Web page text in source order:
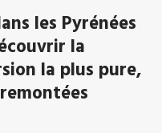
les Pyrénées
la
la plus pure,